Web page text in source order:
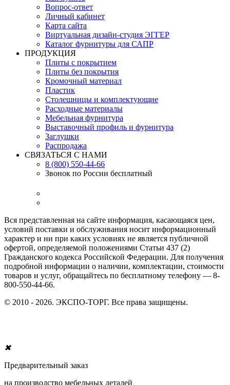
Вопрос-ответ
Личный кабинет
Карта сайта
Виртуальная дизайн-студия ЭГГЕР
Каталог фурнитуры для САПР
ПРОДУКЦИЯ
Плиты с покрытием
Плиты без покрытия
Кромочный материал
Пластик
Столешницы и комплектующие
Расходные материалы
Мебельная фурнитура
Выставочный профиль и фурнитура
Заглушки
Распродажа
СВЯЗАТЬСЯ С НАМИ
8 (800) 550-44-66
Звонок по России бесплатный
Вся представленная на сайте информация, касающаяся цен,
условий поставки и обслуживания носит информационный
характер и ни при каких условиях не является публичной
офертой, определяемой положениями Статьи 437 (2)
Гражданского кодекса Российской Федерации. Для получения
подробной информации о наличии, комплектации, стоимости
товаров и услуг, обращайтесь по бесплатному телефону — 8-
800-550-44-66.
© 2010 - 2026. ЭКСПО-ТОРГ. Все права защищены.
✖
Предварительный заказ
на производство мебельных деталей